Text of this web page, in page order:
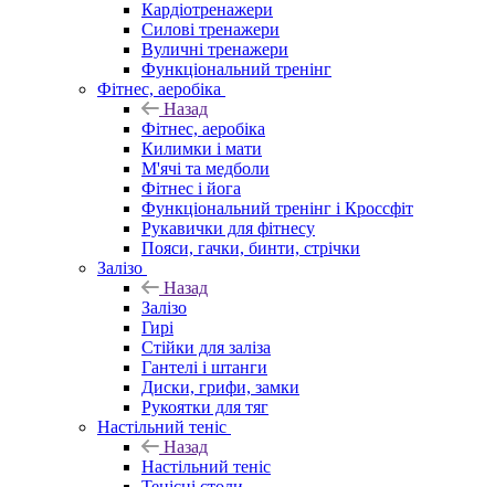
Кардіотренажери
Силові тренажери
Вуличні тренажери
Функціональний тренінг
Фітнес, аеробіка
Назад
Фітнес, аеробіка
Килимки і мати
М'ячі та медболи
Фітнес і йога
Функціональний тренінг і Кроссфіт
Рукавички для фітнесу
Пояси, гачки, бинти, стрічки
Залізо
Назад
Залізо
Гирі
Стійки для заліза
Гантелі і штанги
Диски, грифи, замки
Рукоятки для тяг
Настільний теніс
Назад
Настільний теніс